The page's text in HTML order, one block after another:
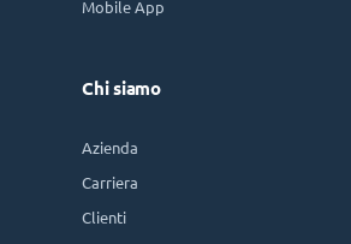
Mobile App
Chi siamo
Azienda
Carriera
Clienti